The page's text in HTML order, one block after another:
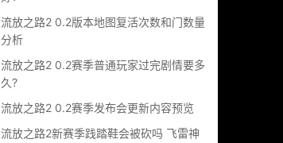
流放之路2 0.2版本地图复活次数和门数量
分析
流放之路2 0.2赛季普通玩家过完剧情要多
久?
流放之路2 0.2赛季发布会更新内容预览
流放之路2新赛季践踏鞋会被砍吗 飞雷神